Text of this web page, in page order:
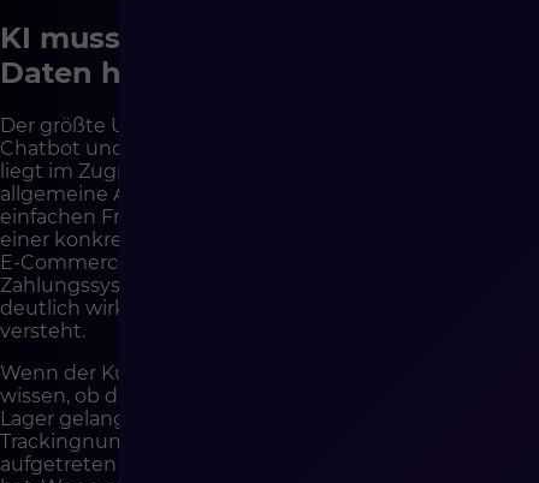
KI muss Zugriff auf die richtigen
Daten haben
Der größte Unterschied zwischen einem einfachen
Chatbot und echter KI-Unterstützung im E-Commerce
liegt im Zugriff auf Daten. Ein Chatbot, der nur
allgemeine Antworten aus dem FAQ kennt, kann bei
einfachen Fragen helfen, löst aber keine Fälle, die mit
einer konkreten Bestellung verbunden sind. KI, die mit
E-Commerce-Plattform, ERP, WMS, CRM,
Zahlungssystem und Helpdesk integriert ist, kann
deutlich wirksamer arbeiten, weil sie den Kontext
versteht.
Wenn der Kunde nach einer Bestellung fragt, sollte KI
wissen, ob die Bestellung bezahlt wurde, ob sie ins
Lager gelangt ist, ob sie versendet wurde, welche
Trackingnummer sie hat, ob eine Verzögerung
aufgetreten ist und ob der Kunde sich zuvor gemeldet